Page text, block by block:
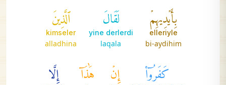
بِأَيۡدِيهِمۡ
elleriyle
bi-aydihim
لَقَالَ
yine derlerdi
laqala
ٱلَّذِينَ
kimseler
alladhina
كَفَرُوٓاْ إِنۡ هَٰذَآ إِلَّا